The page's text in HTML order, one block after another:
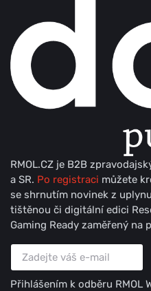
RMOL.CZ je B2B
a SR. Po registraci můžete
se shrnutím novinek z
tištěnou či digitální edici
Gaming Ready zaměřený na
Přihlášením k odběru RMOL